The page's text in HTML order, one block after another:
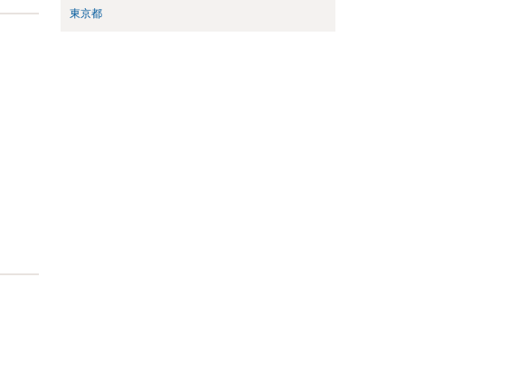
東京都